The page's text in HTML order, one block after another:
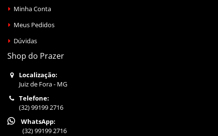
Minha Conta
Meus Pedidos
Dúvidas
Shop do Prazer
Localização:
Juiz de Fora - MG
Telefone:
(32) 99199 2716
WhatsApp:
(32) 99199 2716